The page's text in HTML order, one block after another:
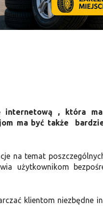
internetową , która
ma być także
na temat
użytkownikom
klientom niezbędne